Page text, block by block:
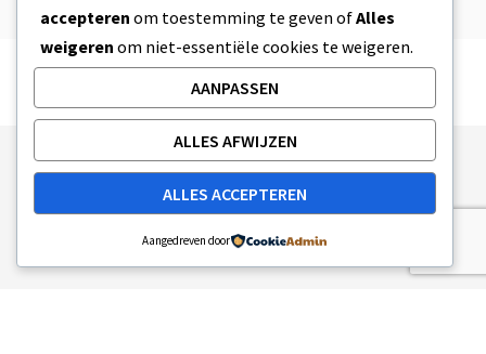
Publishing Principles
Ethics Policy
Corrections Policy
Feedback Policy
Ownership & Funding
Tag map
accepteren om toestemming te geven ofAlles
weigeren om niet-essentiële cookies te weigeren.
AANPASSEN
ALLES AFWIJZEN
ALLES ACCEPTEREN
Aangedreven door